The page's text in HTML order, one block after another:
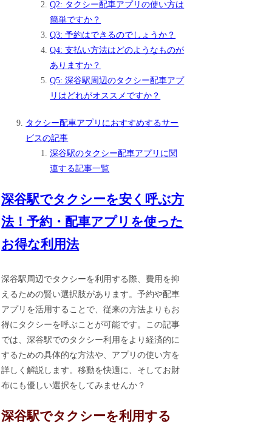
Q2: タクシー配車アプリの使い方は
簡単ですか？
Q3: 予約はできるのでしょうか？
Q4: 支払い方法はどのようなものが
ありますか？
Q5: 深谷駅周辺のタクシー配車アプ
リはどれがオススメですか？
タクシー配車アプリにおすすめするサー
ビスの記事
深谷駅のタクシー配車アプリに関
連する記事一覧
深谷駅でタクシーを安く呼ぶ方
法！予約・配車アプリを使った
お得な利用法
深谷駅周辺でタクシーを利用する際、費用を抑
えるための賢い選択肢があります。予約や配車
アプリを活用することで、従来の方法よりもお
得にタクシーを呼ぶことが可能です。この記事
では、深谷駅でのタクシー利用をより経済的に
するための具体的な方法や、アプリの使い方を
詳しく解説します。移動を快適に、そしてお財
布にも優しい選択をしてみませんか？
深谷駅でタクシーを利用する